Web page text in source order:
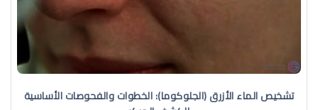
تشخيص الماء الأزرق (الجلوكوما): الخطوات والفحوصات الأساسية